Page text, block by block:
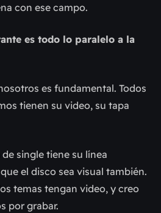
con ese campo.
es todo lo paralelo a la
es fundamental. Todos
tienen su video, su tapa
single tiene su línea
el disco sea visual también.
temas tengan video, y creo
por grabar.